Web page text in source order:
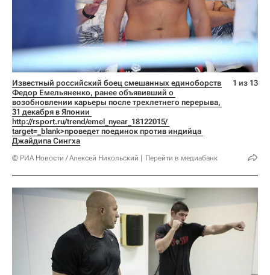
Известный российский боец смешанных единоборств
Федор Емельяненко, ранее объявивший о
возобновлении карьеры после трехлетнего перерыва,
http://rsport.ru/trend/emel_nyear_18122015/
target=_blank>проведет поединок против индийца
Джайдипа Сингха
© РИА Новости / Алексей Никольский Перейти в медиабанк
1 из 13